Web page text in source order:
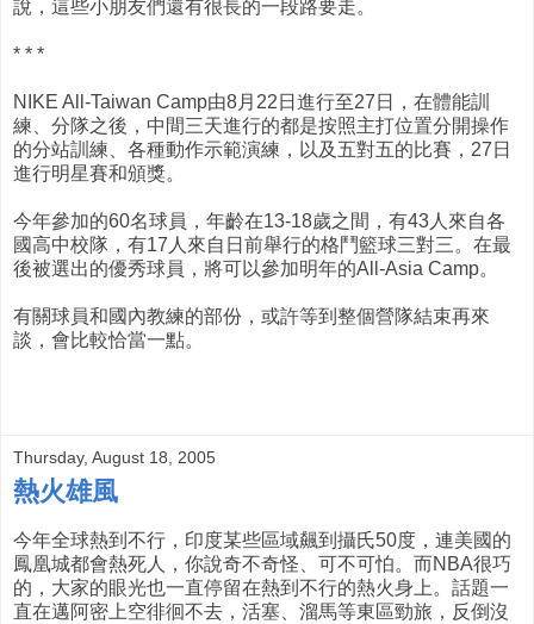
說，這些小朋友們還有很長的一段路要走。
* * *
NIKE All-Taiwan Camp由8月22日進行至27日，在體能訓
練、分隊之後，中間三天進行的都是按照主打位置分開操作
的分站訓練、各種動作示範演練，以及五對五的比賽，27日
進行明星賽和頒獎。
今年參加的60名球員，年齡在13-18歲之間，有43人來自各
國高中校隊，有17人來自日前舉行的格鬥籃球三對三。在最
後被選出的優秀球員，將可以參加明年的All-Asia Camp。
有關球員和國內教練的部份，或許等到整個營隊結束再來
談，會比較恰當一點。
Thursday, August 18, 2005
熱火雄風
今年全球熱到不行，印度某些區域飆到攝氏50度，連美國的
鳳凰城都會熱死人，你說奇不奇怪、可不可怕。而NBA很巧
的，大家的眼光也一直停留在熱到不行的熱火身上。話題一
直在邁阿密上空徘徊不去，活塞、溜馬等東區勁旅，反倒沒